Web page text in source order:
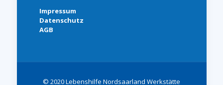
Impressum
Datenschutz
AGB
© 2020 Lebenshilfe Nordsaarland Werkstätte